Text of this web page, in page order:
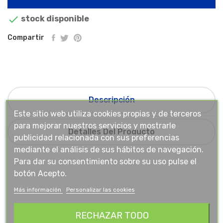
 stock disponible
Compartir
Descripción
Detalles Del Producto
Este sitio web utiliza cookies propias y de terceros
para mejorar nuestros servicios y mostrarle
publicidad relacionada con sus preferencias
mediante el análisis de sus hábitos de navegación.
Para dar su consentimiento sobre su uso pulse el
botón Acepto.
Más información Personalizar las cookies
RECHAZAR TODO